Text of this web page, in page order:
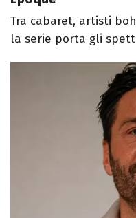
Tra cabaret, artisti
la serie porta gli